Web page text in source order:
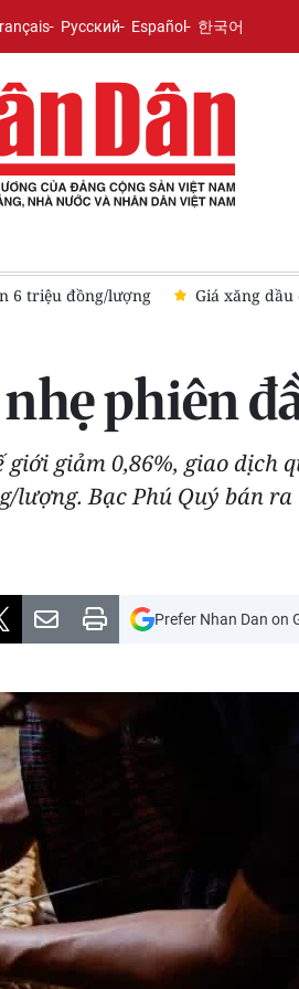
Русский Español 한국어
6 triệu đồng/lượng Giá xăng
phiên
giới giảm 0,86%, giao dịch
Bạc Phú Quý bán
Prefer Nhan Dan on